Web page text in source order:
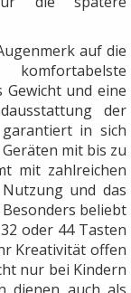
auf die
und eine
der
in sich
mit bis zu
mit zahlreichen
und das
beliebt
oder 44 Tasten
Kreativität offen
nur bei Kindern